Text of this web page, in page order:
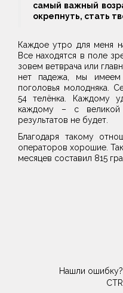
самый важный
окрепнуть, стать
Каждое утро для меня
Все находятся в поле
зовем ветврача или
нет падежа, мы имеем
поголовья молодняка.
54 телёнка. Каждому
каждому – с
результатов не будет.
Благодаря такому
операторов хорошие.
месяцев составил 815
Нашли